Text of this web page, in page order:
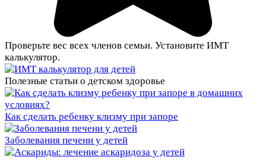
Проверьте вес всех членов семьи. Установите ИМТ
калькулятор.
Полезные статьи о детском здоровье
Как сделать ребенку клизму при запоре
Заболевания печени у детей